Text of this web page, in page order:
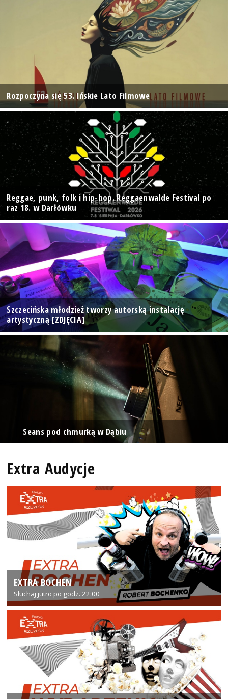
Rozpoczyna się 53. Ińskie Lato Filmowe
Reggae, punk, folk i hip-hop. Reggaenwalde Festival po
raz 18. w Darłówku
Szczecińska młodzież tworzy autorską instalację
artystyczną [ZDJĘCIA]
Seans pod chmurką w Dąbiu
Extra Audycje
EXTRA BOCHEN
Słuchaj jutro po godz. 22:00